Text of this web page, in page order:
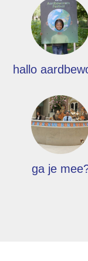
hallo
ga je